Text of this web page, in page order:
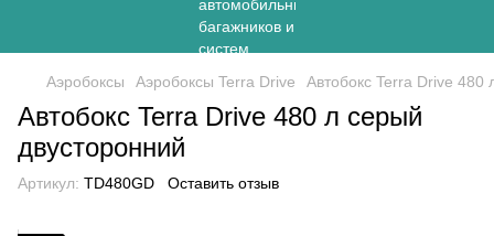
Аэробоксы Аэробоксы Terra Drive Автобокс Terra Drive 480
Автобокс Terra Drive 480 л серый
двусторонний
Артикул: TD480GD Оставить отзыв